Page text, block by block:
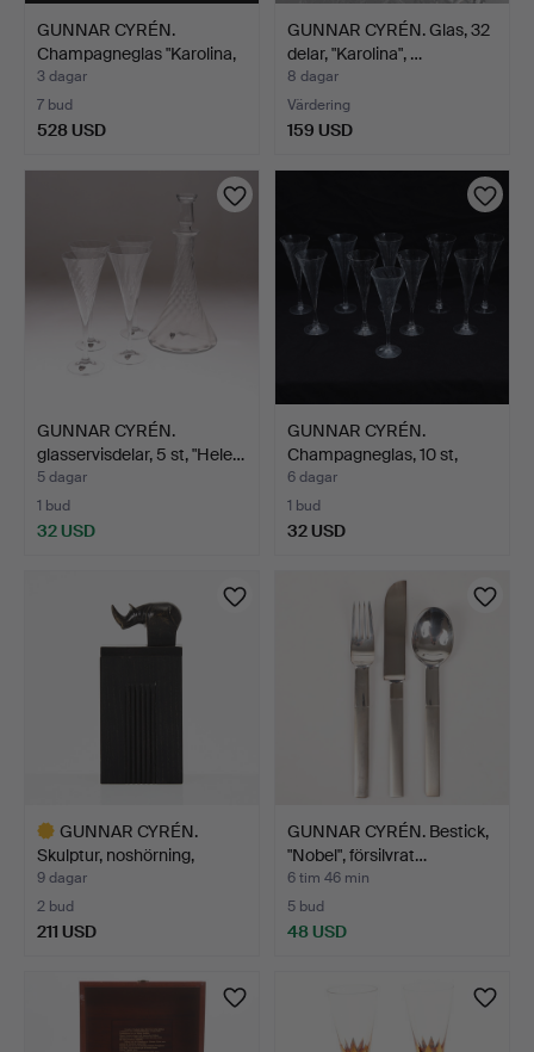
GUNNAR CYRÉN.
Champagneglas "Karolina,
Orr…
3 dagar
7 bud
528 USD
GUNNAR CYRÉN. Glas, 32
delar, "Karolina", …
8 dagar
Värdering
159 USD
GUNNAR CYRÉN.
glasservisdelar, 5 st, "Hele…
5 dagar
1 bud
32 USD
GUNNAR CYRÉN.
Champagneglas, 10 st,
"Helen…
6 dagar
1 bud
32 USD
GUNNAR CYRÉN.
Skulptur, noshörning,
signer…
9 dagar
2 bud
211 USD
GUNNAR CYRÉN. Bestick,
"Nobel", försilvrat…
6 tim 46 min
5 bud
48 USD